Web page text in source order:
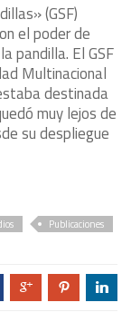
(GSF)
el poder de
pandilla. El GSF
Multinacional
destinada
muy lejos de
su despliegue
Publicaciones
c d j